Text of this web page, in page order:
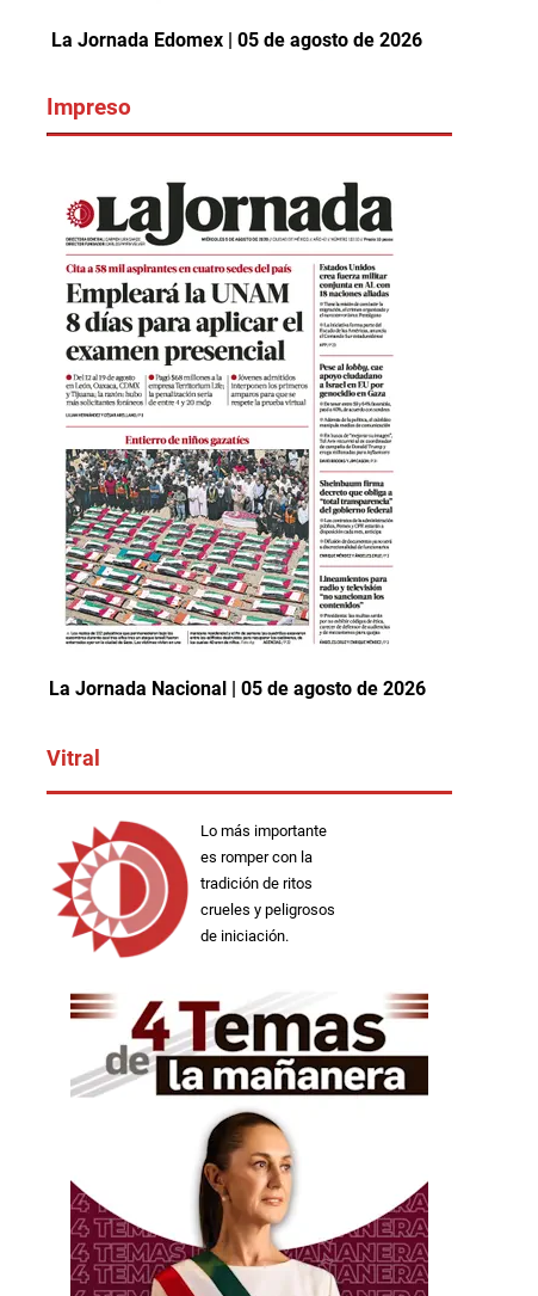
La Jornada Edomex | 05 de agosto de 2026
Impreso
La Jornada Nacional | 05 de agosto de 2026
Vitral
Lo más importante
es romper con la
tradición de ritos
crueles y peligrosos
de iniciación.